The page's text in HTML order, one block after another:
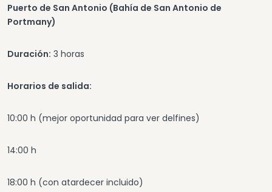
Puerto de San Antonio (Bahía de San Antonio de
Portmany)
Duración: 3 horas
Horarios de salida:
10:00 h (mejor oportunidad para ver delfines)
14:00 h
18:00 h (con atardecer incluido)